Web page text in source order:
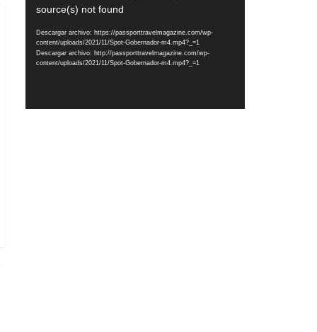
source(s) not found
Descargar archivo: https://passporttravelmagazine.com/wp-
content/uploads/2021/11/Spot-Gobernador-m4.mp4?_=1
Descargar archivo: http://passporttravelmagazine.com/wp-
content/uploads/2021/11/Spot-Gobernador-m4.mp4?_=1